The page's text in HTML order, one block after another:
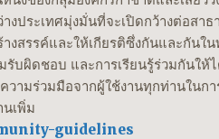
งประเทศมุ่งมั่นที่จะเปิดกว้างต่อสา
งสรรค์และให้เกียรติซึ่งกันและกันใ
รับผิดชอบ และการเรียนรู้ร่วมกันให้
ามร่วมมือจากผู้ใช้งานทุกท่านในก
เพิ่ม
guidelines